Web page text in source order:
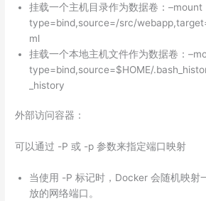
挂载一个主机目录作为数据卷：–mount
type=bind,source=/src/
ml
挂载一个本地主机文件作为数据卷：
type=bind,source=$HOME/
_history
外部访问容器：
可以通过 -P 或 -p 参数来指定端口映射
当使用 -P 标记时，Docker 会随机映射
放的网络端口。